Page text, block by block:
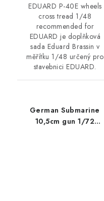
EDUARD P-40E wheels
cross tread 1/48
recommended for
EDUARD je doplňková
sada Eduard Brassin v
měřítku 1/48 určený pro
stavebnici EDUARD.
German Submarine
10,5cm gun 1/72